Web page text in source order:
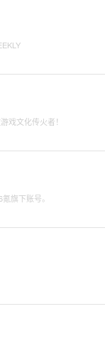
戏文化传火者！
旗下账号。